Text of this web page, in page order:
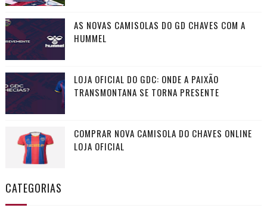
AS NOVAS CAMISOLAS DO GD CHAVES COM A
HUMMEL
LOJA OFICIAL DO GDC: ONDE A PAIXÃO
TRANSMONTANA SE TORNA PRESENTE
COMPRAR NOVA CAMISOLA DO CHAVES ONLINE
LOJA OFICIAL
CATEGORIAS